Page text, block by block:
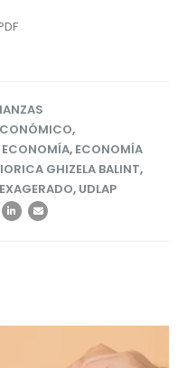
,
ECONOMÍA, ECONOMÍA
GHIZELA BALINT,
, UDLAP